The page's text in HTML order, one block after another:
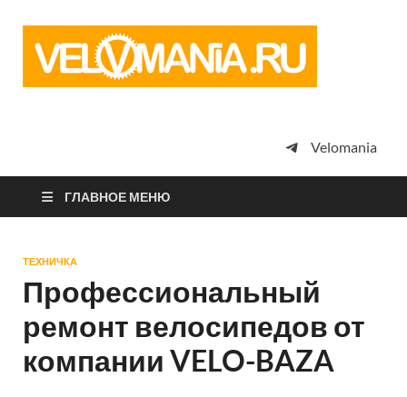
просто
Velomania
ГЛАВНОЕ МЕНЮ
ТЕХНИЧКА
Профессиональный
ремонт велосипедов от
компании VELO-BAZA